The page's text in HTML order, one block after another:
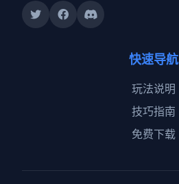
快速导航
玩法说明
技巧指南
免费下载